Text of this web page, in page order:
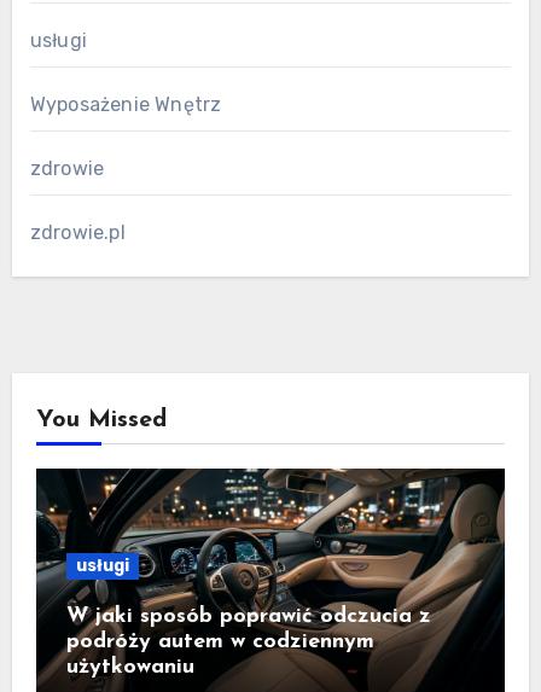
usługi
Wyposażenie Wnętrz
zdrowie
zdrowie.pl
You Missed
usługi
W jaki sposób poprawić odczucia z
podróży autem w codziennym
użytkowaniu